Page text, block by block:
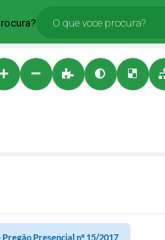
Pregão Presencial nº 15/2017